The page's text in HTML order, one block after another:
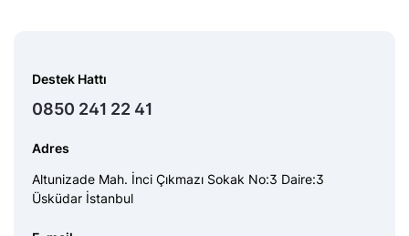
Destek Hattı
0850 241 22 41
Adres
Altunizade Mah. İnci Çıkmazı Sokak No:3 Daire:3
Üsküdar İstanbul